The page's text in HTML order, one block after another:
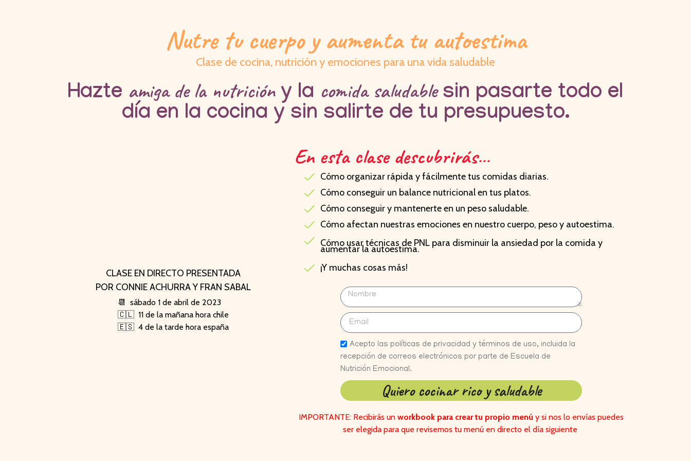
Nutre tu cuerpo y aumenta tu autoestima
Clase de cocina, nutrición y emociones para una vida saludable
Hazte amiga de la nutricióny la comida saludablesin pasarte todo el
día en la cocina y sin salirte de tu presupuesto.
CLASE EN DIRECTO PRESENTADA
POR CONNIE ACHURRA Y FRAN SABAL
📆 sábado 1 de abril de 2023
🇨🇱 11 de la mañana hora chile
🇪🇸 4 de la tarde hora españa
En esta clase descubrirás…
Cómo organizar rápida y fácilmente tus comidas diarias.
Cómo conseguir un balance nutricional en tus platos.
Cómo conseguir y mantenerte en un peso saludable.
Cómo afectan nuestras emociones en nuestro cuerpo, peso y autoestima.
Cómo usar técnicas de PNL para disminuir la ansiedad por la comida y
aumentar la autoestima.
¡Y muchas cosas más!
Acepto las políticas de privacidad y términos de uso, incluida la
recepción de correos electrónicos por parte de Escuela de
Nutrición Emocional.
Quiero cocinar rico y saludable
IMPORTANTE: Recibirás un workbook para crear tu propio menú y si nos lo envías puedes
ser elegida para que revisemos tu menú en directo el día siguiente